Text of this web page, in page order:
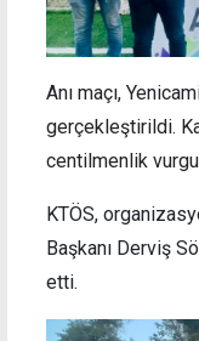
Anı maçı,
gerçekleştirildi.
centilmenlik
KTÖS,
Başkanı Derviş
etti.